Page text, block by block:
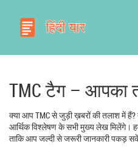
TMC टैग – आपका
क्या आप TMC से जुड़ी ख़बरों की तलाश में
आर्थिक विश्लेषण के सभी मुख्य लेख मिलेंगे।
ताकि आप जल्दी से जरूरी जानकारी पकड़